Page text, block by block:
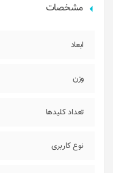
مشخصات
ابعاد
وزن
تعداد کلیدها
نوع کاربری